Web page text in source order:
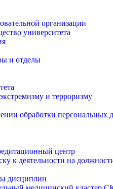
организации
университета
и отделы
и терроризму
обработки персональных
центр
к деятельности на
дисциплин